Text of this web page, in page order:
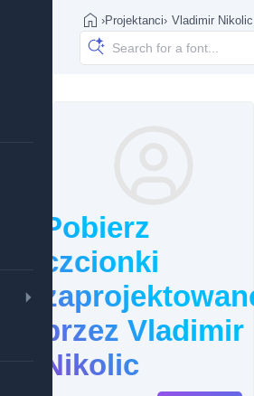
›Projektanci› Vladimir Nikolic
Pobierz
czcionki
przez Vladimir
Nikolic